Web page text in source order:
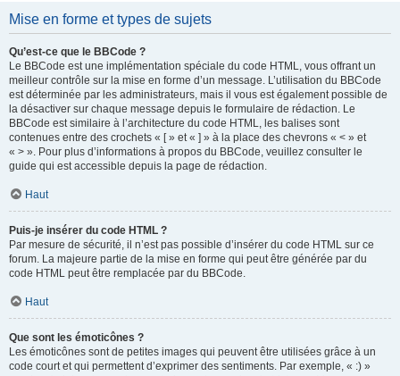
Mise en forme et types de sujets
Qu’est-ce que le BBCode ?
Le BBCode est une implémentation spéciale du code HTML, vous offrant un
meilleur contrôle sur la mise en forme d’un message. L’utilisation du BBCode
est déterminée par les administrateurs, mais il vous est également possible de
la désactiver sur chaque message depuis le formulaire de rédaction. Le
BBCode est similaire à l’architecture du code HTML, les balises sont
contenues entre des crochets « [ » et « ] » à la place des chevrons « < » et
« > ». Pour plus d’informations à propos du BBCode, veuillez consulter le
guide qui est accessible depuis la page de rédaction.
Haut
Puis-je insérer du code HTML ?
Par mesure de sécurité, il n’est pas possible d’insérer du code HTML sur ce
forum. La majeure partie de la mise en forme qui peut être générée par du
code HTML peut être remplacée par du BBCode.
Haut
Que sont les émoticônes ?
Les émoticônes sont de petites images qui peuvent être utilisées grâce à un
code court et qui permettent d’exprimer des sentiments. Par exemple, « :) »